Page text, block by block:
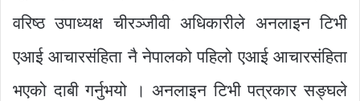
वरिष्ठ उपाध्यक्ष चीरञ्जीवी अधिकारीले अनलाइन टिभी
एआई आचारसंहिता नै नेपालको पहिलो एआई आचारसंहिता
भएको दाबी गर्नुभयो । अनलाइन टिभी पत्रकार सङ्घले